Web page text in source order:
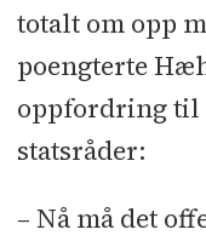
totalt om opp
poengterte
oppfordring til
statsråder:
– Nå må det